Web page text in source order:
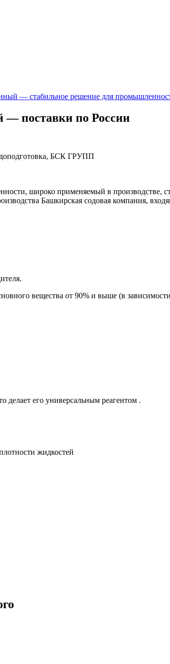
— стабильное решение для
— поставки по России
БСК ГРУПП
широко применяемый в производстве,
Башкирская содовая компания,
вещества от 90% и выше (в
делает его универсальным реагентом .
жидкостей